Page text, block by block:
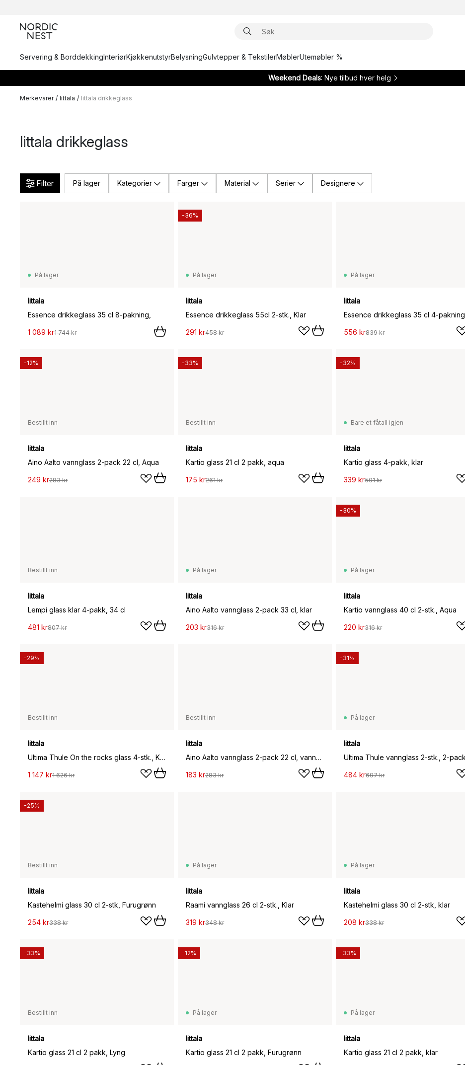
Servering & BorddekkingInteriørKjøkkenutstyrBelysningGulvtepper & TekstilerMøblerUtemøbler %
Weekend Deals: Nye tilbud hver helg
Merkevarer / Iittala / Iittala drikkeglass
Iittala drikkeglass
Filter På lager Kategorier Farger Material Serier Designere
På lager
Iittala
Essence drikkeglass 35 cl 8-pakning,
1 089 kr1 744 kr
På lager
Iittala
Essence drikkeglass 55cl 2-stk., Klar
291 kr458 kr
-36%
På lager
Iittala
Essence drikkeglass 35 cl 4-
556 kr839 kr
Bestillt inn
Iittala
Aino Aalto vannglass 2-pack 22 cl, Aqua
249 kr283 kr
-12%
Bestillt inn
Iittala
Kartio glass 21 cl 2 pakk, aqua
175 kr261 kr
-33%
Bare et fåtall igjen
Iittala
Kartio glass 4-pakk, klar
339 kr501 kr
-32%
Bestillt inn
Iittala
Lempi glass klar 4-pakk, 34 cl
481 kr807 kr
På lager
Iittala
Aino Aalto vannglass 2-pack 33 cl, klar
203 kr316 kr
På lager
Iittala
Kartio vannglass 40 cl 2-stk., Aqua
220 kr316 kr
-30%
Bestillt inn
Iittala
Ultima Thule On the rocks glass 4-stk., Klar
1 147 kr1 626 kr
-29%
Bestillt inn
Iittala
Aino Aalto vannglass 2-pack 22 cl, vanngrønn
183 kr283 kr
På lager
Iittala
Ultima Thule vannglass 2-stk., 2-pack
484 kr697 kr
-31%
Bestillt inn
Iittala
Kastehelmi glass 30 cl 2-stk, Furugrønn
254 kr338 kr
-25%
På lager
Iittala
Raami vannglass 26 cl 2-stk., Klar
319 kr348 kr
På lager
Iittala
Kastehelmi glass 30 cl 2-stk, klar
208 kr338 kr
Bestillt inn
Iittala
Kartio glass 21 cl 2 pakk, Lyng
-33%
På lager
Iittala
Kartio glass 21 cl 2 pakk, Furugrønn
-12%
På lager
Iittala
Kartio glass 21 cl 2 pakk, klar
-33%